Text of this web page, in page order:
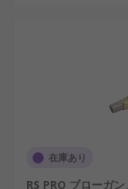
在庫あり
RS PRO ブローガ